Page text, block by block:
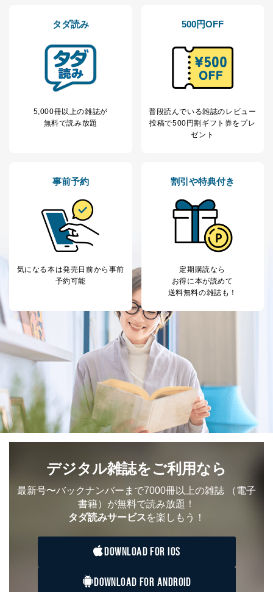
タダ読み
5,000冊以上の雑誌が
無料で読み放題
500円OFF
普段読んでいる雑誌のレビュー
投稿で500円割ギフト券をプレ
ゼント
事前予約
気になる本は発売日前から事前
予約可能
割引や特典付き
定期購読なら
お得に本が読めて
送料無料の雑誌も！
デジタル雑誌をご利用なら
最新号〜バックナンバーまで7000冊以上の雑誌 （電子
書籍）が無料で読み放題！
タダ読みサービスを楽しもう！
DOWNLOAD FOR IOS
DOWNLOAD FOR ANDROID